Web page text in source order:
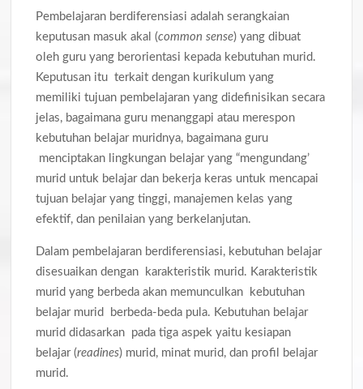
Pembelajaran berdiferensiasi adalah serangkaian
keputusan masuk akal (common sense) yang dibuat
oleh guru yang berorientasi kepada kebutuhan murid.
Keputusan itu terkait dengan kurikulum yang
memiliki tujuan pembelajaran yang didefinisikan secara
jelas, bagaimana guru menanggapi atau merespon
kebutuhan belajar muridnya, bagaimana guru
menciptakan lingkungan belajar yang “mengundang’
murid untuk belajar dan bekerja keras untuk mencapai
tujuan belajar yang tinggi, manajemen kelas yang
efektif, dan penilaian yang berkelanjutan.
Dalam pembelajaran berdiferensiasi, kebutuhan belajar
disesuaikan dengan karakteristik murid. Karakteristik
murid yang berbeda akan memunculkan kebutuhan
belajar murid berbeda-beda pula. Kebutuhan belajar
murid didasarkan pada tiga aspek yaitu kesiapan
belajar (readines) murid, minat murid, dan profil belajar
murid.